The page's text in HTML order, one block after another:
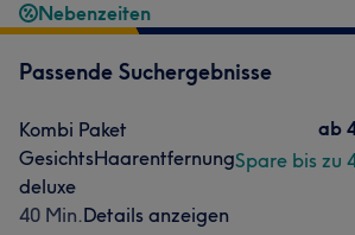
Nebenzeiten
Passende Suchergebnisse
Kombi Paket
GesichtsHaarentfernung
deluxe
40 Min.Details anzeigen
ab
Spare bis zu